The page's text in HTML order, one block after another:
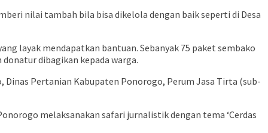
nilai tambah bila bisa dikelola dengan baik seperti di Desa
layak mendapatkan bantuan. Sebanyak 75 paket sembako
dibagikan kepada warga.
Pertanian Kabupaten Ponorogo, Perum Jasa Tirta (sub-
melaksanakan safari jurnalistik dengan tema ‘Cerdas